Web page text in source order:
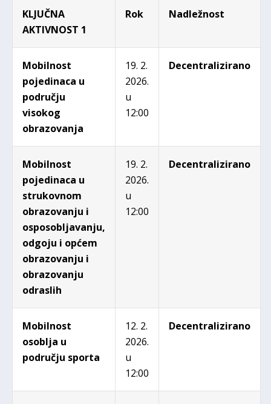
KLJUČNA
AKTIVNOST 1
Rok Nadležnost
Mobilnost
pojedinaca u
području
visokog
obrazovanja
19. 2.
2026.
u
12:00
Decentralizirano
Mobilnost
pojedinaca u
strukovnom
obrazovanju i
osposobljavanju,
odgoju i općem
obrazovanju i
obrazovanju
odraslih
19. 2.
2026.
u
12:00
Decentralizirano
Mobilnost
osoblja u
području sporta
12. 2.
2026.
u
12:00
Decentralizirano